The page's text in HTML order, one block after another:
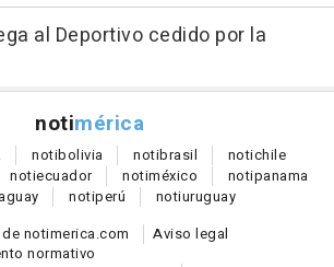
al Deportivo cedido por la
notimérica
notibolivia notibrasil notichile
notiecuador notiméxico notipanama
notiperú notiuruguay
notimerica.com
Aviso legal
normativo